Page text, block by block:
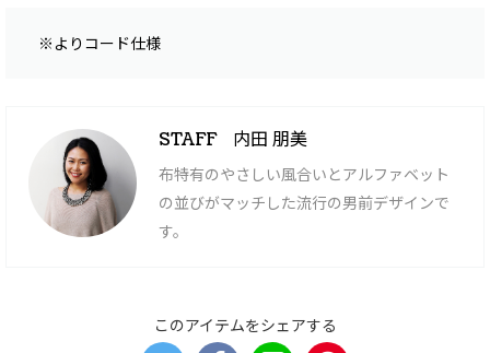
※よりコード仕様
STAFF 内田 朋美
布特有のやさしい風合いとアルファベット
の並びがマッチした流行の男前デザインで
す。
このアイテムをシェアする